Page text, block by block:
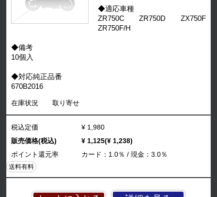
◆適応車種
ZR750C ZR750D ZX750F
ZR750F/H
◆備考
10個入
◆対応純正品番
670B2016
在庫状況 取り寄せ
税込定価
¥ 1,980
販売価格(税込)
¥ 1,125(¥ 1,238)
ポイント還元率
カード：1.0％ / 現金：3.0％
送料有料